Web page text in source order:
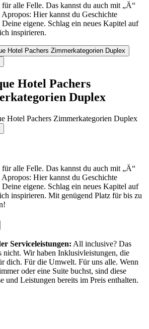
alle Felle. Das kannst du auch mit „Ä“
Apropos: Hier kannst du Geschichte
Deine eigene. Schlag ein neues Kapitel auf
inspirieren.
Hotel Pachers
Duplex
alle Felle. Das kannst du auch mit „Ä“
Apropos: Hier kannst du Geschichte
Deine eigene. Schlag ein neues Kapitel auf
inspirieren. Mit genügend Platz für bis zu
Serviceleistungen: All inclusive? Das
nicht. Wir haben Inklusivleistungen, die
dich. Für die Umwelt. Für uns alle. Wenn
oder eine Suite buchst, sind diese
und Leistungen bereits im Preis enthalten.